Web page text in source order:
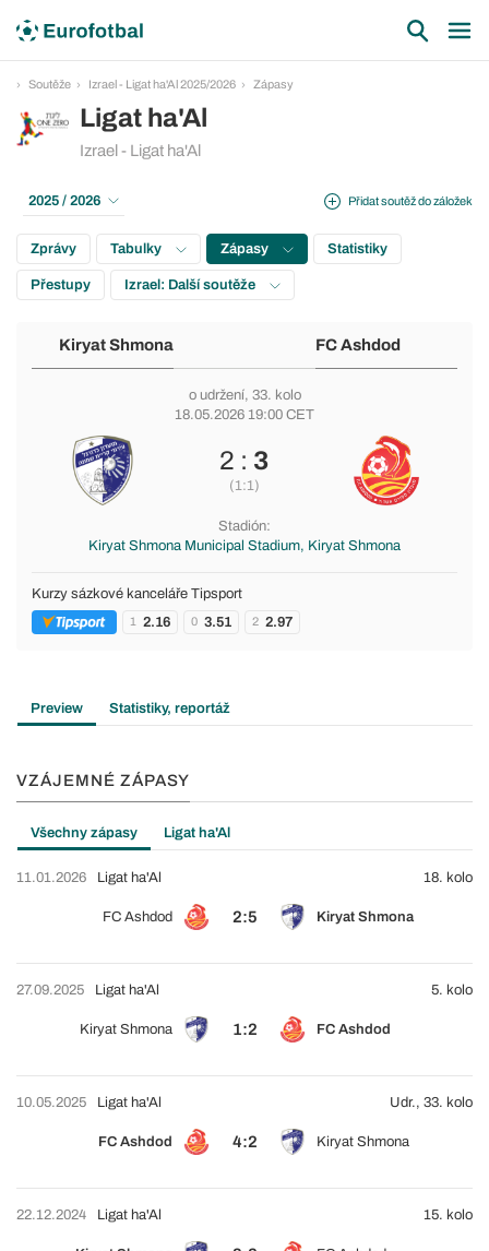
Soutěže Izrael - Ligat ha'Al 2025/2026 Zápasy
Ligat ha'Al
Izrael - Ligat ha'Al
Přidat soutěž do záložek
2025 / 2026
Zprávy Tabulky Zápasy Statistiky
Přestupy Izrael: Další soutěže
Kiryat Shmona FC Ashdod
o udržení, 33. kolo
18.05.2026 19:00 CET
2 : 3
(1:1)
Stadión:
Kiryat Shmona Municipal Stadium, Kiryat Shmona
Kurzy sázkové kanceláře Tipsport
1 2.16 0 3.51 2 2.97
Preview Statistiky, reportáž
VZÁJEMNÉ ZÁPASY
Všechny zápasy Ligat ha'Al
11.01.2026
FC Ashdod 2:5 Kiryat Shmona
Ligat ha'Al 18. kolo
27.09.2025
Kiryat Shmona 1:2 FC Ashdod
Ligat ha'Al 5. kolo
10.05.2025
FC Ashdod 4:2 Kiryat Shmona
Ligat ha'Al Udr., 33. kolo
22.12.2024 Ligat ha'Al 15. kolo